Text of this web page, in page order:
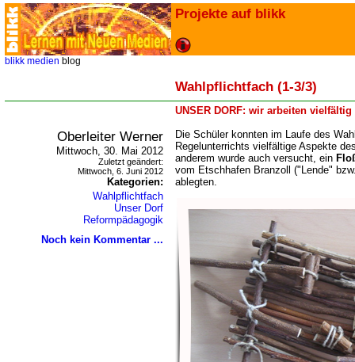
Projekte auf blikk
blikk medien blog
Wahlpflichtfach (1-3/3)
UNSER DORF: wir arbeiten vielfältig
Oberleiter Werner
Mittwoch, 30. Mai 2012
Zuletzt geändert:
Mittwoch, 6. Juni 2012
Kategorien:
Wahlpflichtfach
Unser Dorf
Reformpädagogik
Noch kein Kommentar ...
Die Schüler konnten im Laufe des
Regelunterrichts vielfältige Aspekte
anderem wurde auch versucht, ein
vom Etschhafen Branzoll ("Lende"
ablegten.